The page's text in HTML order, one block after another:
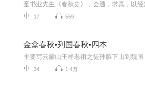
17 559
金盒春秋•列国春秋•四本
34 1.4万